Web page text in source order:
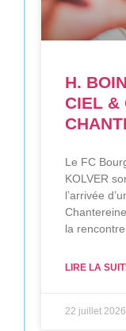
H.
CIEL &
Le FC
KOLVER
l’arrivée
la
LIRE LA
22 juillet 2026